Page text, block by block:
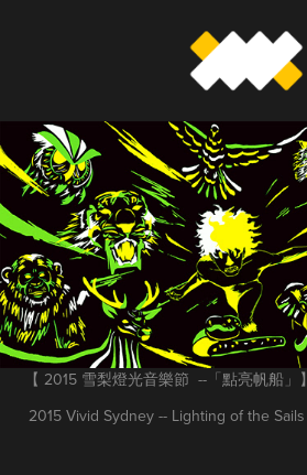
【 2015 雪梨燈光音樂節 --「點亮帆船」】
2015 Vivid Sydney -- Lighting of the Sails